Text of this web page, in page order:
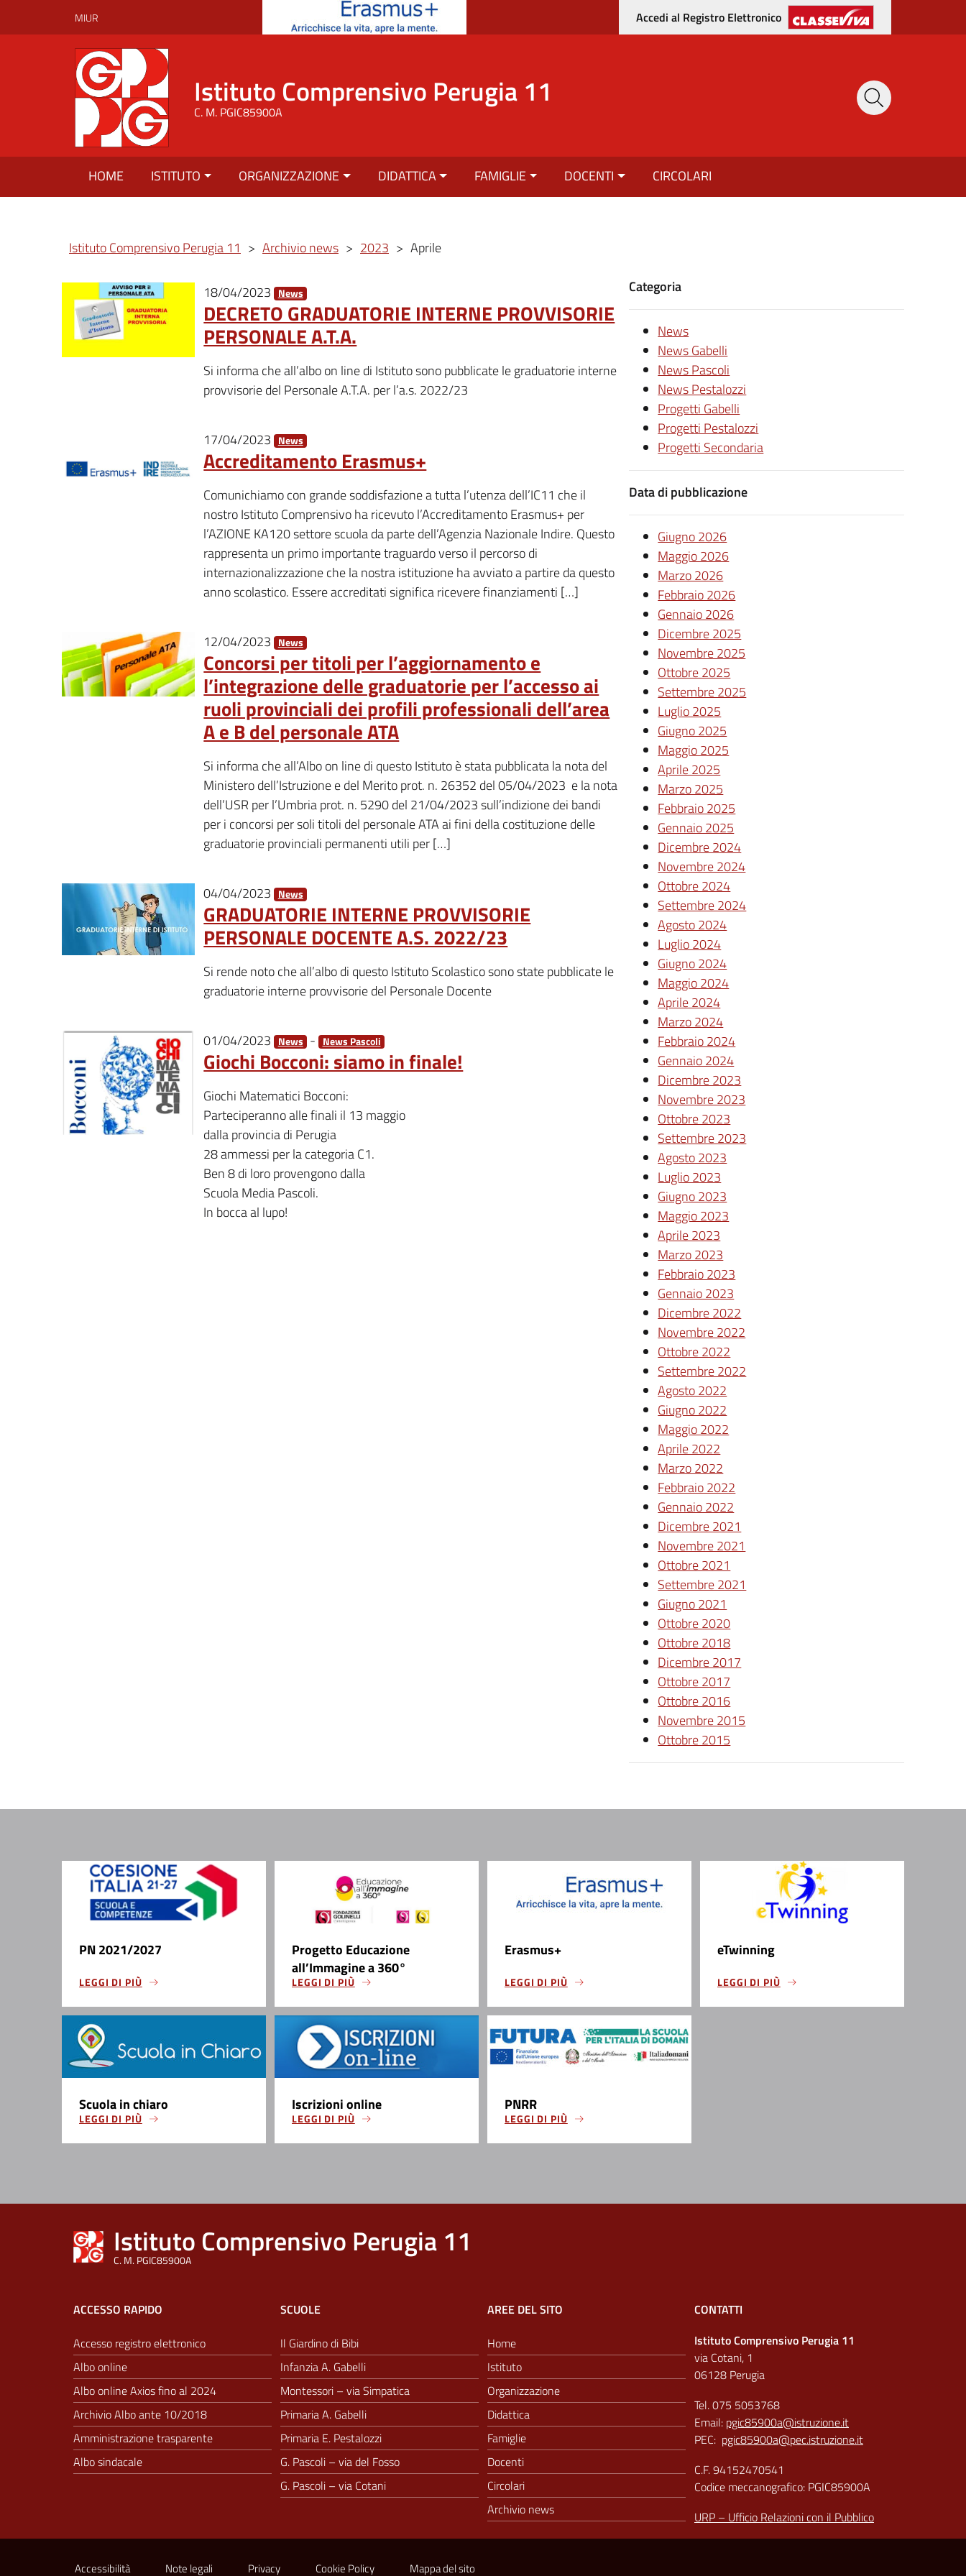
MIUR Accedi al Registro Elettronico
Istituto Comprensivo Perugia 11
C. M. PGIC85900A
HOME ISTITUTO ORGANIZZAZIONE DIDATTICA FAMIGLIE DOCENTI CIRCOLARI
Istituto Comprensivo Perugia 11 > Archivio news > 2023 > Aprile
18/04/2023 News
DECRETO GRADUATORIE INTERNE PROVVISORIE
PERSONALE A.T.A.
Si informa che all’albo on line di Istituto sono pubblicate le graduatorie interne
provvisorie del Personale A.T.A. per l’a.s. 2022/23
17/04/2023 News
Accreditamento Erasmus+
Comunichiamo con grande soddisfazione a tutta l’utenza dell’IC11 che il
nostro Istituto Comprensivo ha ricevuto l’Accreditamento Erasmus+ per
l’AZIONE KA120 settore scuola da parte dell’Agenzia Nazionale Indire. Questo
rappresenta un primo importante traguardo verso il percorso di
internazionalizzazione che la nostra istituzione ha avviato a partire da questo
anno scolastico. Essere accreditati significa ricevere finanziamenti […]
12/04/2023 News
Concorsi per titoli per l’aggiornamento e
l’integrazione delle graduatorie per l’accesso ai
ruoli provinciali dei profili professionali dell’area
A e B del personale ATA
Si informa che all’Albo on line di questo Istituto è stata pubblicata la nota del
Ministero dell’Istruzione e del Merito prot. n. 26352 del 05/04/2023 e la nota
dell’USR per l’Umbria prot. n. 5290 del 21/04/2023 sull’indizione dei bandi
per i concorsi per soli titoli del personale ATA ai fini della costituzione delle
graduatorie provinciali permanenti utili per […]
04/04/2023 News
GRADUATORIE INTERNE PROVVISORIE
PERSONALE DOCENTE A.S. 2022/23
Si rende noto che all’albo di questo Istituto Scolastico sono state pubblicate le
graduatorie interne provvisorie del Personale Docente
01/04/2023 News - News Pascoli
Giochi Bocconi: siamo in finale!
Giochi Matematici Bocconi:
Parteciperanno alle finali il 13 maggio
dalla provincia di Perugia
28 ammessi per la categoria C1.
Ben 8 di loro provengono dalla
Scuola Media Pascoli.
In bocca al lupo!
Categoria
News
News Gabelli
News Pascoli
News Pestalozzi
Progetti Gabelli
Progetti Pestalozzi
Progetti Secondaria
Data di pubblicazione
Giugno 2026
Maggio 2026
Marzo 2026
Febbraio 2026
Gennaio 2026
Dicembre 2025
Novembre 2025
Ottobre 2025
Settembre 2025
Luglio 2025
Giugno 2025
Maggio 2025
Aprile 2025
Marzo 2025
Febbraio 2025
Gennaio 2025
Dicembre 2024
Novembre 2024
Ottobre 2024
Settembre 2024
Agosto 2024
Luglio 2024
Giugno 2024
Maggio 2024
Aprile 2024
Marzo 2024
Febbraio 2024
Gennaio 2024
Dicembre 2023
Novembre 2023
Ottobre 2023
Settembre 2023
Agosto 2023
Luglio 2023
Giugno 2023
Maggio 2023
Aprile 2023
Marzo 2023
Febbraio 2023
Gennaio 2023
Dicembre 2022
Novembre 2022
Ottobre 2022
Settembre 2022
Agosto 2022
Giugno 2022
Maggio 2022
Aprile 2022
Marzo 2022
Febbraio 2022
Gennaio 2022
Dicembre 2021
Novembre 2021
Ottobre 2021
Settembre 2021
Giugno 2021
Ottobre 2020
Ottobre 2018
Dicembre 2017
Ottobre 2017
Ottobre 2016
Novembre 2015
Ottobre 2015
PN 2021/2027
LEGGI DI PIÙ
Progetto Educazione
all’Immagine a 360°
LEGGI DI PIÙ
Erasmus+
LEGGI DI PIÙ
eTwinning
LEGGI DI PIÙ
Scuola in chiaro
LEGGI DI PIÙ
Iscrizioni online
LEGGI DI PIÙ
PNRR
LEGGI DI PIÙ
Istituto Comprensivo Perugia 11
C. M. PGIC85900A
ACCESSO RAPIDO
Accesso registro elettronico
Albo online
Albo online Axios fino al 2024
Archivio Albo ante 10/2018
Amministrazione trasparente
Albo sindacale
SCUOLE
Il Giardino di Bibi
Infanzia A. Gabelli
Montessori – via Simpatica
Primaria A. Gabelli
Primaria E. Pestalozzi
G. Pascoli – via del Fosso
G. Pascoli – via Cotani
AREE DEL SITO
Home
Istituto
Organizzazione
Didattica
Famiglie
Docenti
Circolari
Archivio news
CONTATTI
Istituto Comprensivo Perugia 11
via Cotani, 1
06128 Perugia
Tel. 075 5053768
Email: pgic85900a@istruzione.it
PEC: pgic85900a@pec.istruzione.it
C.F. 94152470541
Codice meccanografico: PGIC85900A
URP – Ufficio Relazioni con il Pubblico
Accessibilità Note legali Privacy Cookie Policy Mappa del sito